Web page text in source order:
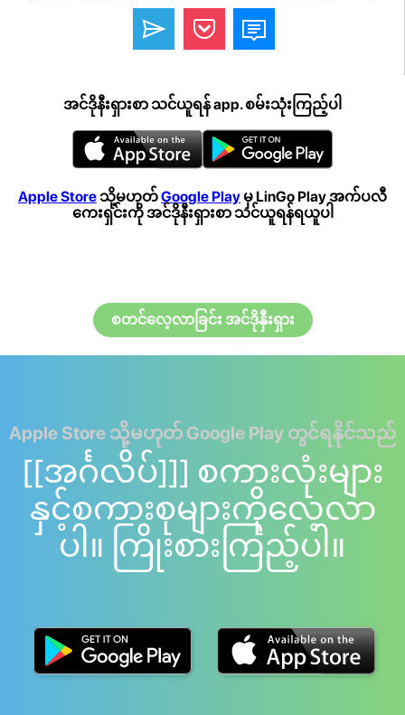
အင်ဒိုနီးရှားစာ သင်ယူရန် app. စမ်းသုံးကြည့်ပါ
Apple Storeသို့မဟုတ်Google Play မှ LinGo Play အက်ပလီ
ကေးရှင်းကို အင်ဒိုနီးရှားစာ သင်ယူရန်ရယူပါ
စတင်လေ့လာခြင်း အင်ဒိုနှီးရှား
Apple Store သို့မဟုတ် Google Play တွင်ရနိုင်သည်
[[အင်္ဂလိပ်]]] စကားလုံးများ
နှင့်စကားစုများကိုလေ့လာ
ပါ။ ကြိုးစားကြည့်ပါ။